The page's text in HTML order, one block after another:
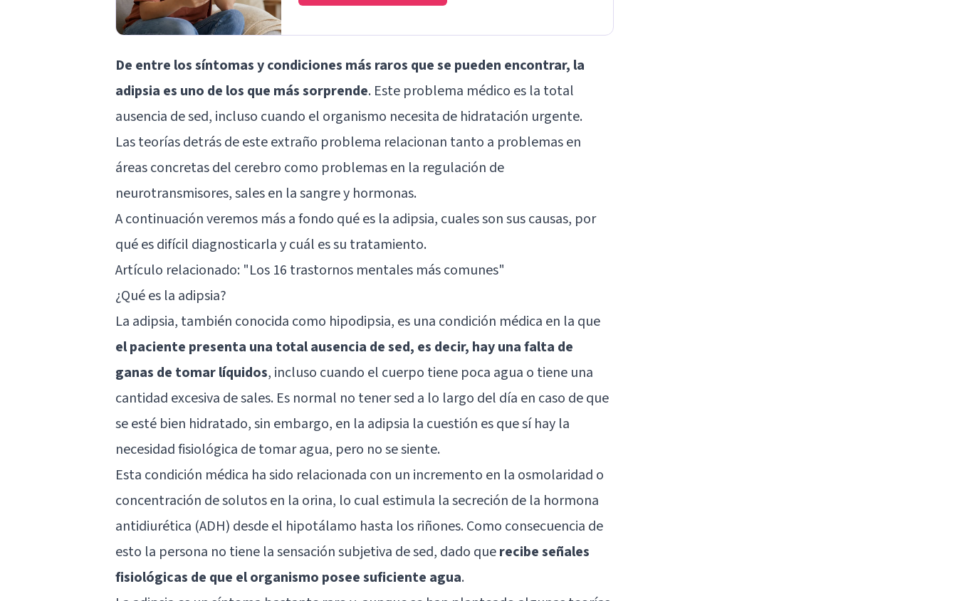
De entre los síntomas y condiciones más raros que se pueden encontrar, la
adipsia es uno de los que más sorprende. Este problema médico es la total
ausencia de sed, incluso cuando el organismo necesita de hidratación urgente.
Las teorías detrás de este extraño problema relacionan tanto a problemas en
áreas concretas del cerebro como problemas en la regulación de
neurotransmisores, sales en la sangre y hormonas.
A continuación veremos más a fondo qué es la adipsia, cuales son sus causas, por
qué es difícil diagnosticarla y cuál es su tratamiento.
Artículo relacionado: "Los 16 trastornos mentales más comunes"
¿Qué es la adipsia?
La adipsia, también conocida como hipodipsia, es una condición médica en la que
el paciente presenta una total ausencia de sed, es decir, hay una falta de
ganas de tomar líquidos, incluso cuando el cuerpo tiene poca agua o tiene una
cantidad excesiva de sales. Es normal no tener sed a lo largo del día en caso de que
se esté bien hidratado, sin embargo, en la adipsia la cuestión es que sí hay la
necesidad fisiológica de tomar agua, pero no se siente.
Esta condición médica ha sido relacionada con un incremento en la osmolaridad o
concentración de solutos en la orina, lo cual estimula la secreción de la hormona
antidiurética (ADH) desde el hipotálamo hasta los riñones. Como consecuencia de
esto la persona no tiene la sensación subjetiva de sed, dado querecibe señales
fisiológicas de que el organismo posee suficiente agua.